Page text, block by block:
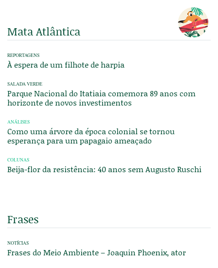
Mata Atlântica
REPORTAGENS
À espera de um filhote de harpia
SALADA VERDE
Parque Nacional do Itatiaia comemora 89 anos com
horizonte de novos investimentos
ANÁLISES
Como uma árvore da época colonial se tornou
esperança para um papagaio ameaçado
COLUNAS
Beija-flor da resistência: 40 anos sem Augusto Ruschi
Frases
NOTÍCIAS
Frases do Meio Ambiente – Joaquin Phoenix, ator